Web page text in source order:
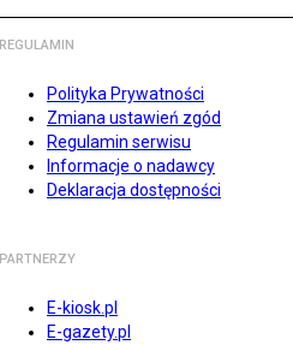
REGULAMIN
Polityka Prywatności
Zmiana ustawień zgód
Regulamin serwisu
Informacje o nadawcy
Deklaracja dostępności
PARTNERZY
E-kiosk.pl
E-gazety.pl